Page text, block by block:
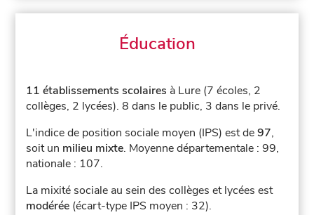
Éducation
11 établissements scolaires à Lure (7 écoles, 2
collèges, 2 lycées).8 dans le public, 3 dans le privé.
L'indice de position sociale moyen (IPS) est de97,
soit un milieu mixte. Moyenne départementale : 99,
nationale : 107.
La mixité sociale au sein des collèges et lycées est
modérée (écart-type IPS moyen : 32).